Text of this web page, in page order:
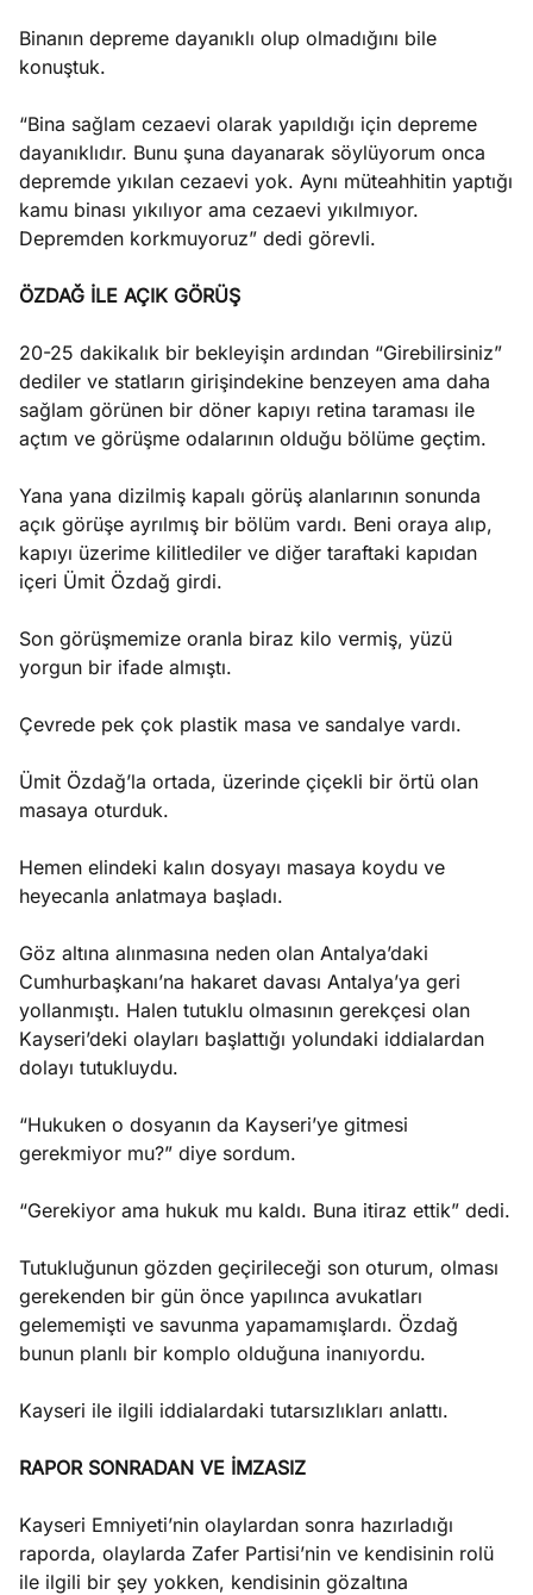
Binanın depreme dayanıklı olup olmadığını bile
konuştuk.
“Bina sağlam cezaevi olarak yapıldığı için depreme
dayanıklıdır. Bunu şuna dayanarak söylüyorum onca
depremde yıkılan cezaevi yok. Aynı müteahhitin yaptığı
kamu binası yıkılıyor ama cezaevi yıkılmıyor.
Depremden korkmuyoruz” dedi görevli.
ÖZDAĞ İLE AÇIK GÖRÜŞ
20-25 dakikalık bir bekleyişin ardından “Girebilirsiniz”
dediler ve statların girişindekine benzeyen ama daha
sağlam görünen bir döner kapıyı retina taraması ile
açtım ve görüşme odalarının olduğu bölüme geçtim.
Yana yana dizilmiş kapalı görüş alanlarının sonunda
açık görüşe ayrılmış bir bölüm vardı. Beni oraya alıp,
kapıyı üzerime kilitlediler ve diğer taraftaki kapıdan
içeri Ümit Özdağ girdi.
Son görüşmemize oranla biraz kilo vermiş, yüzü
yorgun bir ifade almıştı.
Çevrede pek çok plastik masa ve sandalye vardı.
Ümit Özdağ’la ortada, üzerinde çiçekli bir örtü olan
masaya oturduk.
Hemen elindeki kalın dosyayı masaya koydu ve
heyecanla anlatmaya başladı.
Göz altına alınmasına neden olan Antalya’daki
Cumhurbaşkanı’na hakaret davası Antalya’ya geri
yollanmıştı. Halen tutuklu olmasının gerekçesi olan
Kayseri’deki olayları başlattığı yolundaki iddialardan
dolayı tutukluydu.
“Hukuken o dosyanın da Kayseri’ye gitmesi
gerekmiyor mu?” diye sordum.
“Gerekiyor ama hukuk mu kaldı. Buna itiraz ettik” dedi.
Tutukluğunun gözden geçirileceği son oturum, olması
gerekenden bir gün önce yapılınca avukatları
gelememişti ve savunma yapamamışlardı. Özdağ
bunun planlı bir komplo olduğuna inanıyordu.
Kayseri ile ilgili iddialardaki tutarsızlıkları anlattı.
RAPOR SONRADAN VE İMZASIZ
Kayseri Emniyeti’nin olaylardan sonra hazırladığı
raporda, olaylarda Zafer Partisi’nin ve kendisinin rolü
ile ilgili bir şey yokken, kendisinin gözaltına